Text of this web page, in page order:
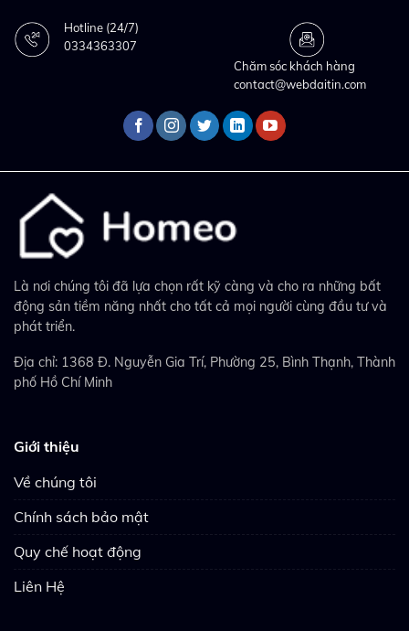
Hotline (24/7)
0334363307
Chăm sóc khách hàng
contact@webdaitin.com
Là nơi chúng tôi đã lựa chọn rất kỹ càng và cho ra những bất
động sản tiềm năng nhất cho tất cả mọi người cùng đầu tư và
phát triển.
Địa chỉ: 1368 Đ. Nguyễn Gia Trí, Phường 25, Bình Thạnh, Thành
phố Hồ Chí Minh
Giới thiệu
Về chúng tôi
Chính sách bảo mật
Quy chế hoạt động
Liên Hệ